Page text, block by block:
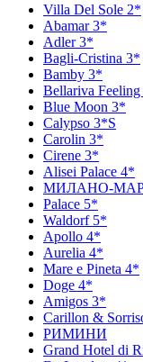
Villa Del Sole 2*
Abamar 3*
Adler 3*
Bagli-Cristina 3*
Bamby 3*
Bellariva
Blue Moon 3*
Calypso 3*S
Carolin 3*
Cirene 3*
Alisei Palace 4*
МИЛАНО-
Palace 5*
Waldorf 5*
Apollo 4*
Aurelia 4*
Mare e Pineta 4*
Doge 4*
Amigos 3*
Carillon &
РИМИНИ
Grand Hotel di